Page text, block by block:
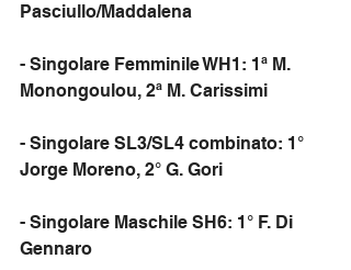
Pasciullo/Maddalena
- Singolare Femminile WH1: 1ª M.
Monongoulou, 2ª M. Carissimi
- Singolare SL3/SL4 combinato: 1°
Jorge Moreno, 2° G. Gori
- Singolare Maschile SH6: 1° F. Di
Gennaro